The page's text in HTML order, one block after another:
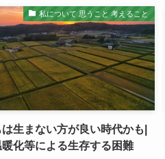
私について 思うこと 考えること
生まない方が良い時代かも|
化等による生存する困難